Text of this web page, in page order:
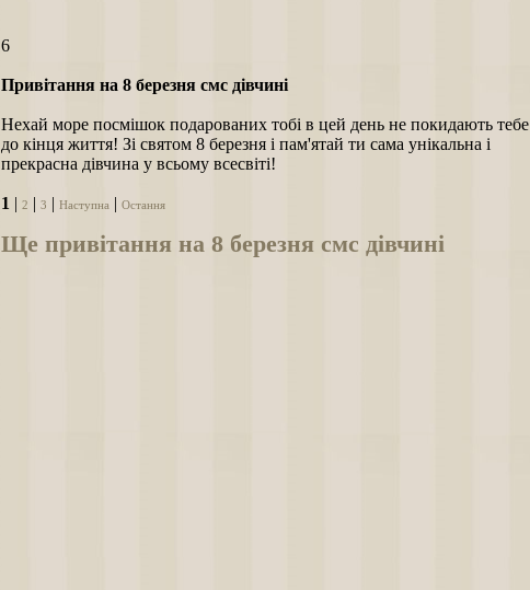
6
Привітання на 8 березня смс дівчині
Нехай море посмішок подарованих тобі в цей день не покидають тебе
до кінця життя! Зі святом 8 березня і пам'ятай ти сама унікальна і
прекрасна дівчина у всьому всесвіті!
1 2 3 Наступна Остання
Ще привітання на 8 березня смс дівчині